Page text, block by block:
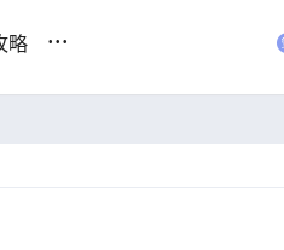
略 ...